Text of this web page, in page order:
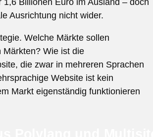
Ausrichtung nicht wider.
Welche Märkte sollen
Wie ist die
die zwar in mehreren Sprachen
Website ist kein
Markt eigenständig funktionieren